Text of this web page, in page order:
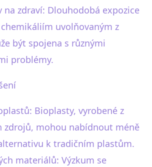
na zdraví: Dlouhodobá expozice
uvolňovaným z
být spojena s různými
problémy.
Bioplasty, vyrobené z
zdrojů, mohou nabídnout méně
k tradičním plastům.
materiálů: Výzkum se